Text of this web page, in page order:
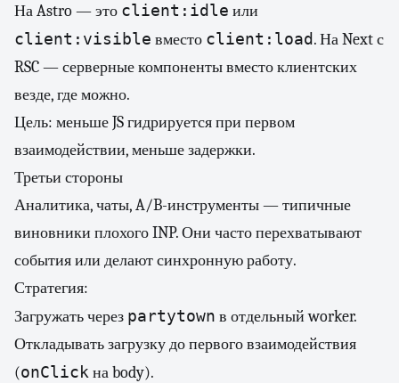
На Astro — это client:idle или
client:visible вместо client:load. На Next с
RSC — серверные компоненты вместо клиентских
везде, где можно.
Цель: меньше JS гидрируется при первом
взаимодействии, меньше задержки.
Третьи стороны
Аналитика, чаты, A/B-инструменты — типичные
виновники плохого INP. Они часто перехватывают
события или делают синхронную работу.
Стратегия:
Загружать через partytown в отдельный worker.
Откладывать загрузку до первого взаимодействия
(onClick на body).